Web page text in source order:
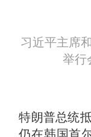
习近平主席
举行
特朗普总统
仍在韩国首